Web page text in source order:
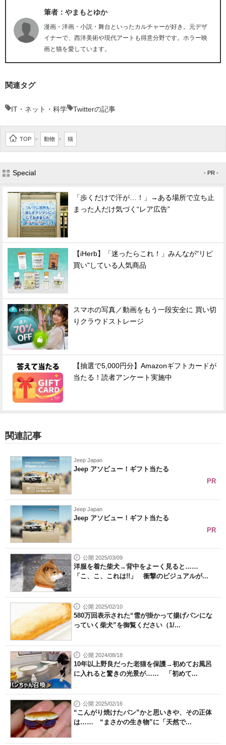
筆者：やまもとゆか
漫画・洋画・小説・舞台といったカルチャーが好き。元デザ
イナーで、西洋美術や現代アートも得意分野です。ホラー映
画と猫を愛しています。
関連タグ
IT・ネット・科学 Twitterの記事
TOP > 動物 > 猫
Special - PR -
「歩くだけで汗が…！」→ある場所で立ち止
まった人だけ気づく“レア広告”
【iHerb】「迷ったらこれ！」みんなが"リピ
買い"している人気商品
スマホの写真／動画をもう一段安全に 買い切
りクラウドストレージ
【抽選で5,000円分】Amazonギフトカードが
当たる！読者アンケート実施中
関連記事
Jeep Japan
Jeep アソビュー！ギフト当たる
PR
Jeep Japan
Jeep アソビュー！ギフト当たる
PR
公開 2025/03/09
洋服を着た柴犬→背中をよーく見ると……
「こ、こ、これは!!」 衝撃のビジュアルが...
公開 2025/02/10
580万回表示された“雪が掛かって揚げパンにな
っていく柴犬”を御覧ください（1/...
公開 2024/08/18
10年以上野良だった老猫を保護→初めてお風呂
に入れると驚きの光景が…… 「初めて...
公開 2025/02/16
“こんがり焼けたパン”かと思いきや、その正体
は…… “まさかの生き物”に「天然で...